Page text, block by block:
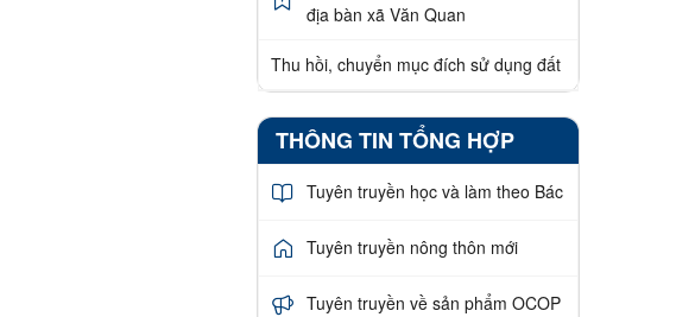
địa bàn xã Văn Quan
Thu hồi, chuyển mục đích sử dụng đất
THÔNG TIN TỔNG HỢP
Tuyên truyền học và làm theo Bác
Tuyên truyền nông thôn mới
Tuyên truyền về sản phẩm OCOP